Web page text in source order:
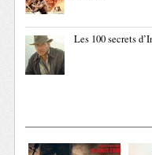
Les 100 secrets